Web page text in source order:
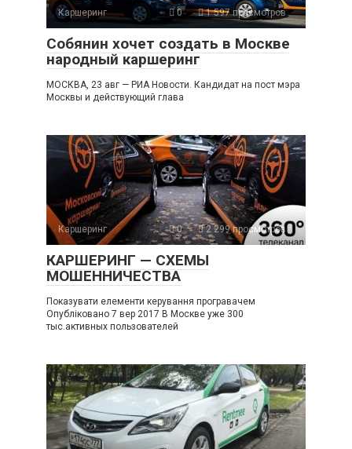
Каршеринг 0 1 597 просмотров
Собянин хочет создать в Москве
народный каршеринг
МОСКВА, 23 авг — РИА Новости. Кандидат на пост мэра
Москвы и действующий глава
Каршеринг 0 2 299 просмотров
КАРШЕРИНГ — СХЕМЫ
МОШЕННИЧЕСТВА
Показувати елементи керування програвачем
Опубліковано 7 вер 2017 В Москве уже 300
тыс.активных пользователей